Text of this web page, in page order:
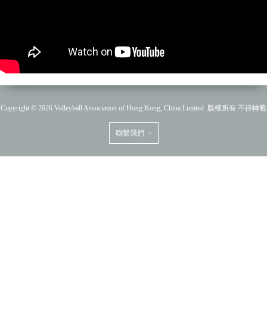
Copyright © 2026 Volleyball Association of Hong Kong, China Limited. 版權所有 不得轉載
聯繫我們 >